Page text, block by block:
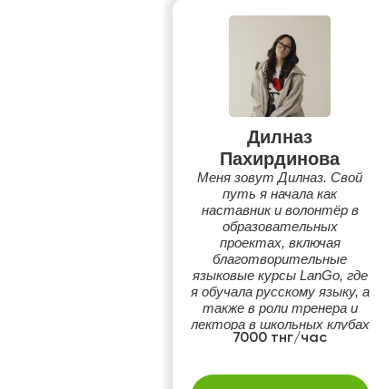
Дилназ
Пахирдинова
Меня зовут Дилназ. Свой
путь я начала как
наставник и волонтёр в
образовательных
проектах, включая
благотворительные
языковые курсы LanGo, где
я обучала русскому языку, а
также в роли тренера и
лектора в школьных клубах
и научных мероприятиях.
7000 тнг/час